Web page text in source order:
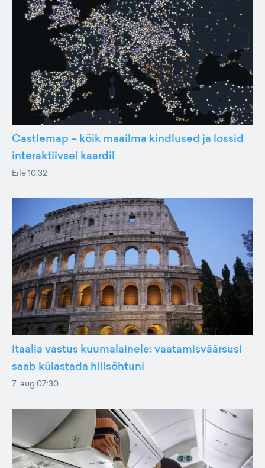
Castlemap – kõik maailma kindlused ja lossid
interaktiivsel kaardil
Eile 10:32
Itaalia vastus kuumalainele: vaatamisväärsusi
saab külastada hilisõhtuni
7. aug 07:30